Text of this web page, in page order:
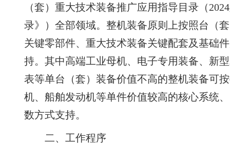
（套）重大技术装备推广应用指导目录（
录》）全部领域。整机装备原则上按照台（
关键零部件、重大技术装备关键配套及基础
持。其中高端工业母机、电子专用装备、新
表等单台（套）装备价值不高的整机装备可
机、船舶发动机等单件价值较高的核心系统
数方式支持。
二、工作程序